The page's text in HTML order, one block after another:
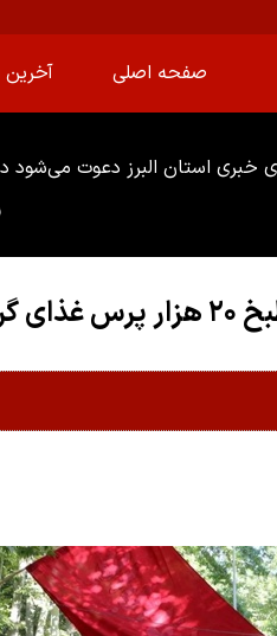
صفحه اصلی آخرین
خبری استان البرز دعوت می‌شود
در مناطق محروم و کم برخوردار البرز